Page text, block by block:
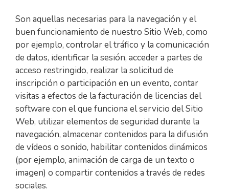
Son aquellas necesarias para la navegación y el
buen funcionamiento de nuestro Sitio Web, como
por ejemplo, controlar el tráfico y la comunicación
de datos, identificar la sesión, acceder a partes de
acceso restringido, realizar la solicitud de
inscripción o participación en un evento, contar
visitas a efectos de la facturación de licencias del
software con el que funciona el servicio del Sitio
Web, utilizar elementos de seguridad durante la
navegación, almacenar contenidos para la difusión
de vídeos o sonido, habilitar contenidos dinámicos
(por ejemplo, animación de carga de un texto o
imagen) o compartir contenidos a través de redes
sociales.